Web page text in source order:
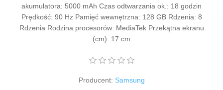
akumulatora: 5000 mAh Czas odtwarzania ok.: 18 godzin
Prędkość: 90 Hz Pamięć wewnętrzna: 128 GB Rdzenia: 8
Rdzenia Rodzina procesorów: MediaTek Przekątna ekranu
(cm): 17 cm
Producent: Samsung